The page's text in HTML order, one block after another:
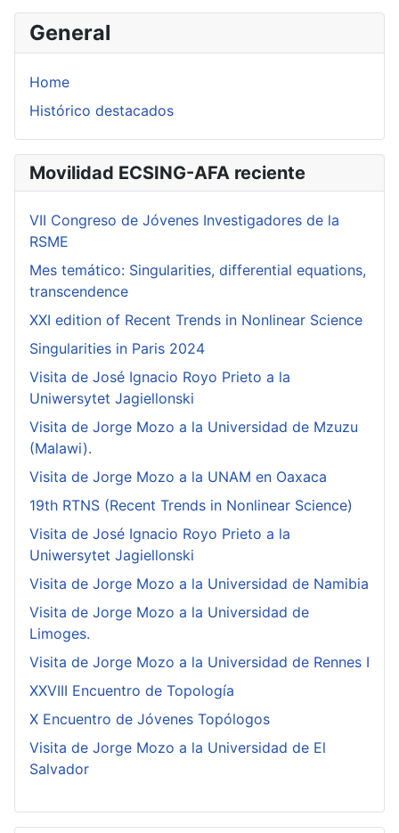
General
Home
Histórico destacados
Movilidad ECSING-AFA reciente
VII Congreso de Jóvenes Investigadores de la
RSME
Mes temático: Singularities, differential equations,
transcendence
XXI edition of Recent Trends in Nonlinear Science
Singularities in Paris 2024
Visita de José Ignacio Royo Prieto a la
Uniwersytet Jagiellonski
Visita de Jorge Mozo a la Universidad de Mzuzu
(Malawi).
Visita de Jorge Mozo a la UNAM en Oaxaca
19th RTNS (Recent Trends in Nonlinear Science)
Visita de José Ignacio Royo Prieto a la
Uniwersytet Jagiellonski
Visita de Jorge Mozo a la Universidad de Namibia
Visita de Jorge Mozo a la Universidad de
Limoges.
Visita de Jorge Mozo a la Universidad de Rennes I
XXVIII Encuentro de Topología
X Encuentro de Jóvenes Topólogos
Visita de Jorge Mozo a la Universidad de El
Salvador